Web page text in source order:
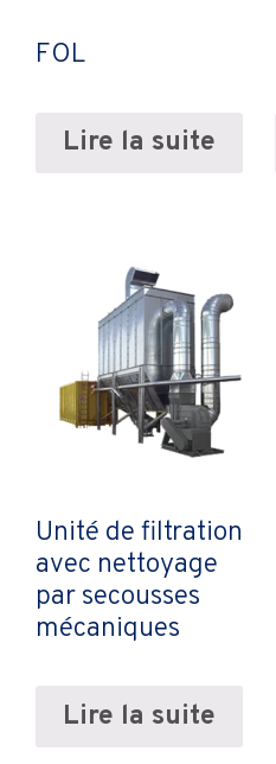
FOL
Lire la suite
Unité de filtration
avec nettoyage
par secousses
mécaniques
Lire la suite